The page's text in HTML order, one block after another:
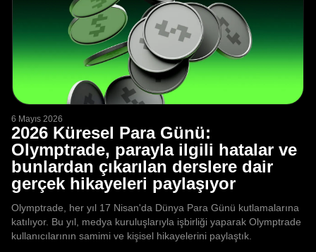
6 Mayıs 2026
2026 Küresel Para Günü:
Olymptrade, parayla ilgili hatalar ve
bunlardan çıkarılan derslere dair
gerçek hikayeleri paylaşıyor
Olymptrade, her yıl 17 Nisan'da Dünya Para Günü kutlamalarına
katılıyor. Bu yıl, medya kuruluşlarıyla işbirliği yaparak Olymptrade
kullanıcılarının samimi ve kişisel hikayelerini paylaştık.